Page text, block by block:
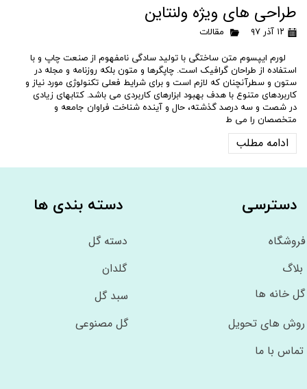
طراحی های ویژه ولنتاین
۱۲ آذر ۹۷ مقالات
لورم ایپسوم متن ساختگی با تولید سادگی نامفهوم از صنعت چاپ و با
استفاده از طراحان گرافیک است. چاپگرها و متون بلکه روزنامه و مجله در
ستون و سطرآنچنان که لازم است و برای شرایط فعلی تکنولوژی مورد نیاز و
کاربردهای متنوع با هدف بهبود ابزارهای کاربردی می باشد. کتابهای زیادی
در شصت و سه درصد گذشته، حال و آینده شناخت فراوان جامعه و
متخصصان را می ط
ادامه مطلب
دسترسی
فروشگاه
بلاگ
تماس با ما
روش های تحویل
گل خانه ها
دسته گل
گلدان
سبد گل
دسته بندی ها
گل مصنوعی